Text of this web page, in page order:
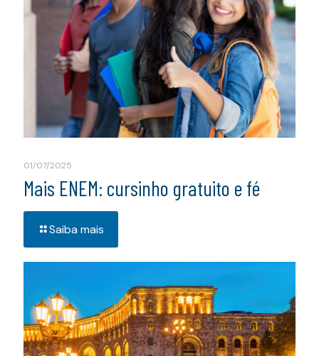
01/07/2025
Mais ENEM: cursinho gratuito e fé
Saiba mais